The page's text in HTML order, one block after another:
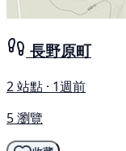
長野原町
2 站點 · 1週前
5 瀏覽